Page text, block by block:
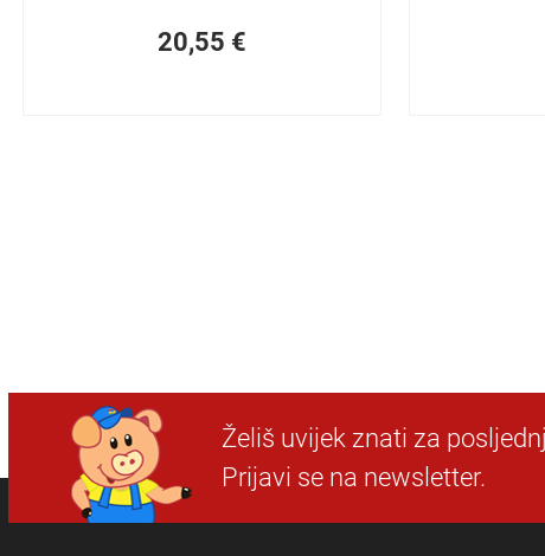
20,55 €
Želiš uvijek znati za
Prijavi se na newsletter.